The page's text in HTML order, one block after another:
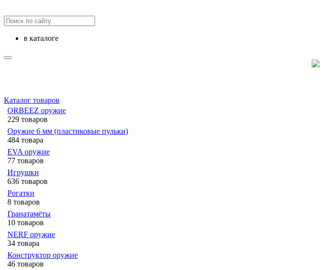
в каталоге
Каталог товаров
ORBEEZ оружие
229 товаров
Оружие 6 мм (пластиковые пульки)
484 товара
EVA оружие
77 товаров
Игрушки
636 товаров
Рогатки
8 товаров
Гранатамёты
10 товаров
NERF оружие
34 товара
Конструктор оружие
46 товаров